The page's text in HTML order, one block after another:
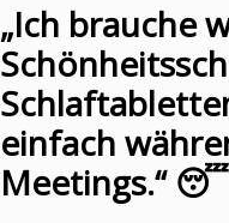
„Ich brauche
einfach
Meetings.“